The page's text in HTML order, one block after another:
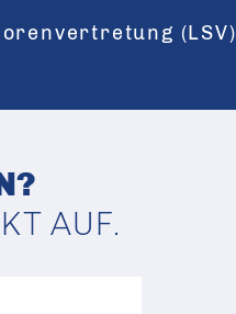
(LSV)
AUF.